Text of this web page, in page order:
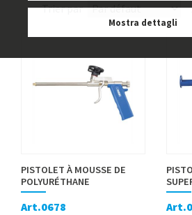
Mostra dettagli
Trier par
PISTOLET À MOUSSE DE
POLYURÉTHANE
Art.0678